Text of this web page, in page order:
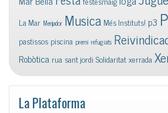
La Mar Menjador Musica Més Instituts! p3
pastissos piscina premi refugiats
Robòtica rua sant jordi Solidaritatxerrada
La Plataforma